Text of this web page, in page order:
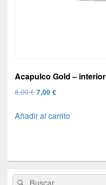
Acapulco Gold – interior
8,00€ El
original
7,00 €El
actual
Añadir al carrito
área
BuscarBuscar